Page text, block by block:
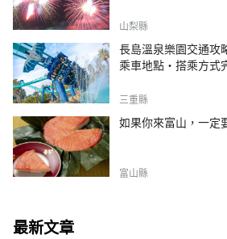
山梨縣
長島溫泉樂園交通攻
乘車地點・搭乘方式
三重縣
如果你來富山，一定
富山縣
最新文章